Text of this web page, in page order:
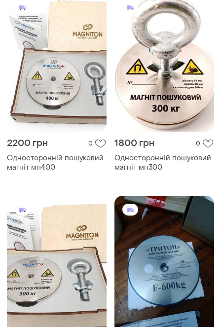
2200 грн 0
Односторонній пошуковий
магніт мп400
1800 грн 0
Односторонній пошуковий
магніт мп300